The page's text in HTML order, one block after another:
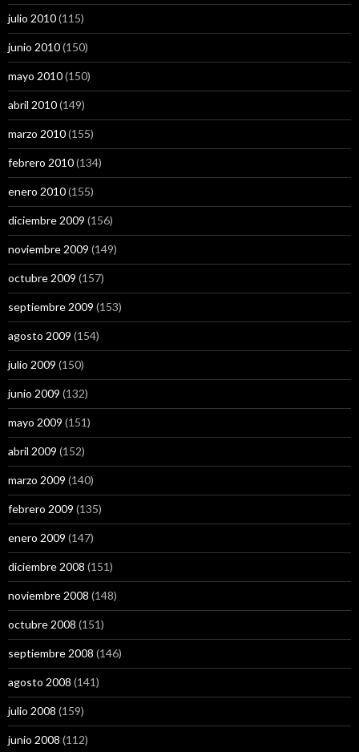
julio 2010(115)
junio 2010(150)
mayo 2010(150)
abril 2010(149)
marzo 2010(155)
febrero 2010(134)
enero 2010(155)
diciembre 2009 (156)
noviembre 2009 (149)
octubre 2009 (157)
septiembre 2009 (153)
agosto 2009 (154)
julio 2009 (150)
junio 2009 (132)
mayo 2009 (151)
abril 2009 (152)
marzo 2009 (140)
febrero 2009 (135)
enero 2009 (147)
diciembre 2008 (151)
noviembre 2008 (148)
octubre 2008 (151)
septiembre 2008 (146)
agosto 2008 (141)
julio 2008 (159)
junio 2008 (112)